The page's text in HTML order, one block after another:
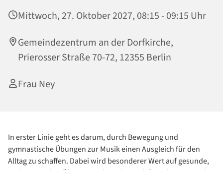
Mittwoch, 27. Oktober 2027, 08:15 - 09:15 Uhr
Gemeindezentrum an der Dorfkirche,
Prierosser Straße 70-72, 12355 Berlin
Frau Ney
In erster Linie geht es darum, durch Bewegung und
gymnastische Übungen zur Musik einen Ausgleich für den
Alltag zu schaffen. Dabei wird besonderer Wert auf gesunde,